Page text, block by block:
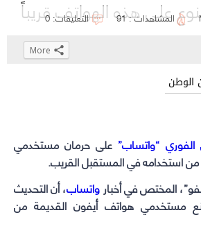
على هذه الهواتف قريباً
المشاهدات : 91 التعليقات: 0
الوطن
الفوري “واتساب” على حرمان مستخدمي
استخدامه في المستقبل القريب.
المختص في أخبار واتساب، أن التحديث
مستخدمي هواتف أيفون القديمة من
(Opens
in
new
window)
(Opens
in
window)
(Opens
in
window)
Click
(Opens
in
window)
More